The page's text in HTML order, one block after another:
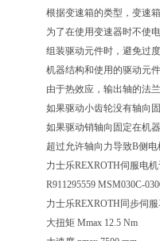
根据变速箱的类型，变速
为了在使用变速器时不使
组装驱动元件时，避免过
机器结构和使用的驱动元
由于热效应，输出轴的法
如果驱动小齿轮没有轴向
如果驱动销轴向固定在机
超过允许轴向力导致B侧
力士乐REXROTH伺服电
R911295559 MSM030C-
力士乐REXROTH同步伺
大扭矩 Mmax 12.5 Nm